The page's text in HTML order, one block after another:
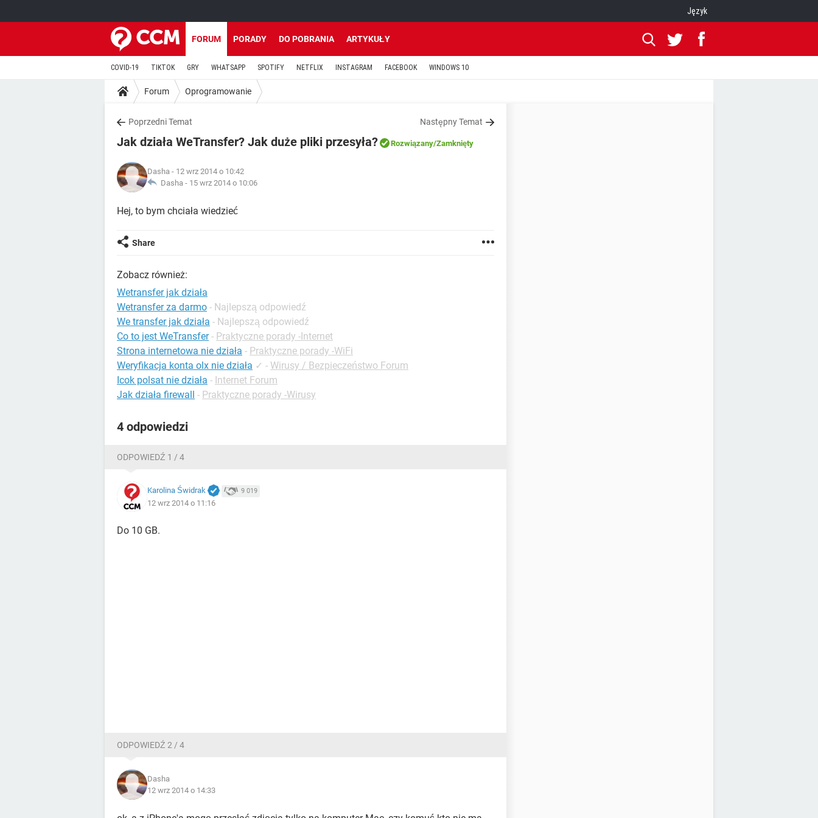
Język
FORUM PORADY DO POBRANIA ARTYKUŁY
COVID-19 TIKTOK GRY WHATSAPP SPOTIFY NETFLIX INSTAGRAM FACEBOOK WINDOWS 10
Forum Oprogramowanie
Poprzedni Temat Następny Temat
Jak działa WeTransfer? Jak duże pliki przesyła? Rozwiązany/Zamknięty
Dasha - 12 wrz 2014 o 10:42
Dasha - 15 wrz 2014 o 10:06
Hej, to bym chciała wiedzieć
Share
Zobacz również:
Wetransfer jak działa
Wetransfer za darmo - Najlepszą odpowiedź
We transfer jak działa - Najlepszą odpowiedź
Co to jest WeTransfer - Praktyczne porady -Internet
Strona internetowa nie działa - Praktyczne porady -WiFi
Weryfikacja konta olx nie działa ✓ - Wirusy / Bezpieczeństwo Forum
Icok polsat nie działa - Internet Forum
Jak działa firewall - Praktyczne porady -Wirusy
4 odpowiedzi
ODPOWIEDŹ 1 / 4
Karolina Świdrak 9 019
12 wrz 2014 o 11:16
Do 10 GB.
ODPOWIEDŹ 2 / 4
Dasha
12 wrz 2014 o 14:33